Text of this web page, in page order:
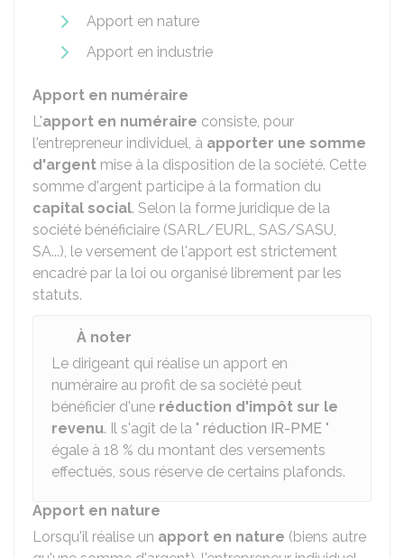
Apport en nature
Apport en industrie
Apport en numéraire
L'apport en numéraire consiste, pour
l'entrepreneur individuel, à apporter une somme
d'argent mise à la disposition de la société. Cette
somme d'argent participe à la formation du
capital social. Selon la forme juridique de la
société bénéficiaire (SARL/EURL, SAS/SASU,
SA...), le versement de l'apport est strictement
encadré par la loi ou organisé librement par les
statuts.
À noter
Le dirigeant qui réalise un apport en
numéraire au profit de sa société peut
bénéficier d'une réduction d'impôt sur le
revenu. Il s'agit de la " réduction IR-PME "
égale à 18 % du montant des versements
effectués, sous réserve de certains plafonds.
Apport en nature
Lorsqu'il réalise un apport en nature (biens autre